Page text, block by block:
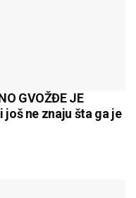
GVOŽĐE JE
još ne znaju šta ga je